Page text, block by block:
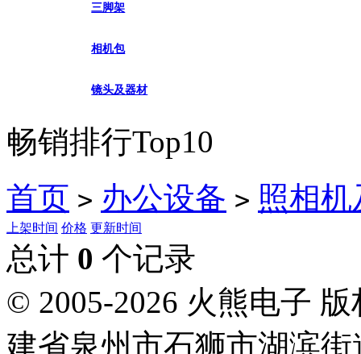
三脚架
相机包
镜头及器材
畅销排行Top10
首页 > 办公设备 > 照相
上架时间 价格 更新时间
总计 0 个记录
© 2005-2026 火熊电子
建省泉州市石狮市湖滨